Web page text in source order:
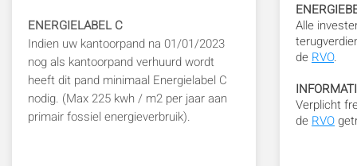
ENERGIELABEL C
Indien uw kantoorpand na 01/01/2023
nog als kantoorpand verhuurd wordt
heeft dit pand minimaal Energielabel C
nodig. (Max 225 kwh / m2 per jaar aan
primair fossiel energieverbruik).
Alle
de RVO.
Verplicht
de RVO